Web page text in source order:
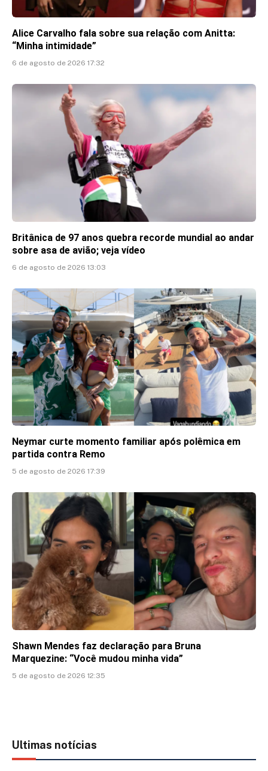
Alice Carvalho fala sobre sua relação com Anitta:
“Minha intimidade”
6 de agosto de 2026 17:32
Britânica de 97 anos quebra recorde mundial ao andar
sobre asa de avião; veja vídeo
6 de agosto de 2026 13:03
Neymar curte momento familiar após polêmica em
partida contra Remo
5 de agosto de 2026 17:39
Shawn Mendes faz declaração para Bruna
Marquezine: “Você mudou minha vida”
5 de agosto de 2026 12:35
Ultimas notícias